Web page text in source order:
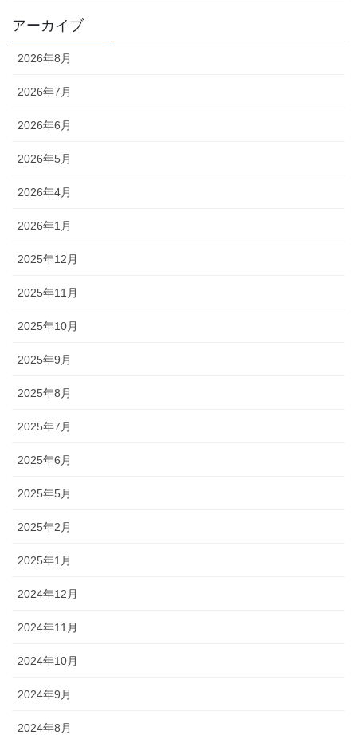
アーカイブ
2026年8月
2026年7月
2026年6月
2026年5月
2026年4月
2026年1月
2025年12月
2025年11月
2025年10月
2025年9月
2025年8月
2025年7月
2025年6月
2025年5月
2025年2月
2025年1月
2024年12月
2024年11月
2024年10月
2024年9月
2024年8月